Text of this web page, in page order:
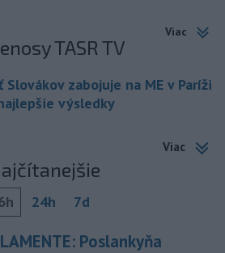
Viac
TASR TV
Slovákov zabojuje na ME v Paríži
výsledky
Viac
24h 7d
Poslankyňa